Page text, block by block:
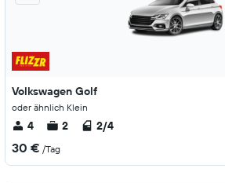
Volkswagen Golf
oder ähnlich Klein
4 2 2/4
30 € /Tag